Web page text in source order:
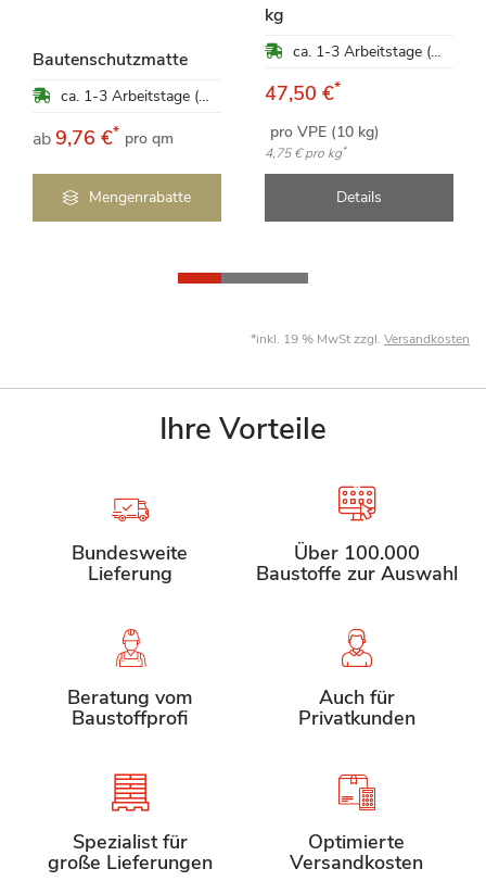
Bautenschutzmatte
ca. 1-3 Arbeitstage (Mo-Fr)
ab9,76 €* pro qm
Mengenrabatte
kg
ca. 1-3 Arbeitstage (Mo-Fr)
47,50 €*
pro VPE (10 kg)
4,75 €pro kg*
Details
*inkl. 19 % MwSt zzgl. Versandkosten
Ihre Vorteile
Bundesweite
Lieferung
Über 100.000
Baustoffe zur Auswahl
Beratung vom
Baustoffprofi
Auch für
Privatkunden
Spezialist für
große Lieferungen
Optimierte
Versandkosten